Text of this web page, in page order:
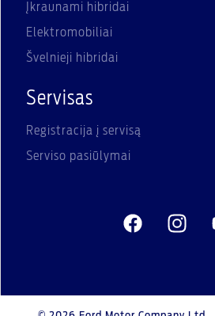
Įkraunami hibridai
Elektromobiliai
Švelnieji hibridai
Servisas
Registracija į servisą
Serviso pasiūlymai